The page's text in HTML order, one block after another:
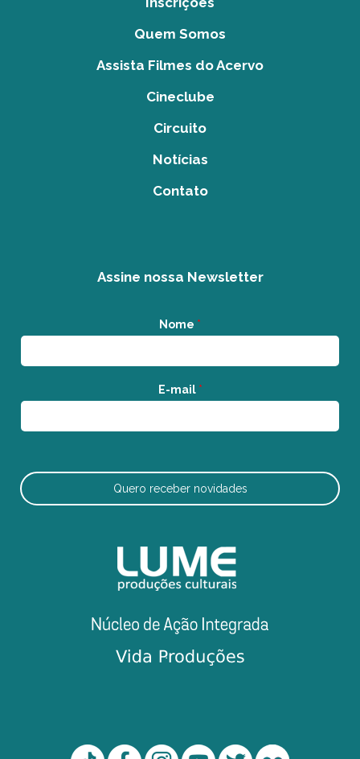
Quem Somos
Assista Filmes do Acervo
Cineclube
Circuito
Notícias
Contato
Assine nossa Newsletter
Nome *
E-mail *
Quero receber novidades